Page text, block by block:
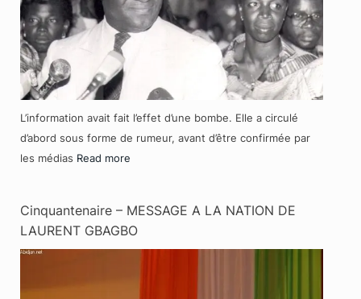
L’information avait fait l’effet d’une bombe. Elle a circulé
d’abord sous forme de rumeur, avant d’être confirmée par
les médias Read more
Cinquantenaire – MESSAGE A LA NATION DE
LAURENT GBAGBO